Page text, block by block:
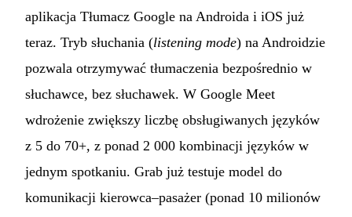
aplikacja Tłumacz Google na Androida i iOS już
teraz. Tryb słuchania (listening mode) na Androidzie
pozwala otrzymywać tłumaczenia bezpośrednio w
słuchawce, bez słuchawek. W Google Meet
wdrożenie zwiększy liczbę obsługiwanych języków
z 5 do 70+, z ponad 2 000 kombinacji języków w
jednym spotkaniu. Grab już testuje model do
komunikacji kierowca–pasażer (ponad 10 milionów